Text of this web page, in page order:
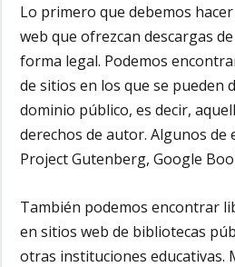
Lo primero que debemos
web que ofrezcan descargas
forma legal. Podemos
de sitios en los que se pueden
dominio público, es decir,
derechos de autor. Algunos de
Project Gutenberg, Google
También podemos encontrar
en sitios web de bibliotecas
otras instituciones educativas.